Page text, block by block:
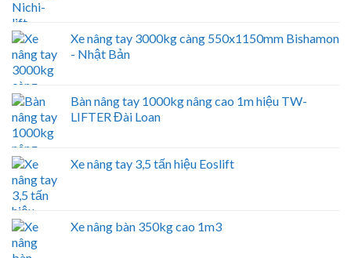
Xe nâng tay 3000kg càng 550x1150mm Bishamon
- Nhật Bản
Bàn nâng tay 1000kg nâng cao 1m hiệu TW-
LIFTER Đài Loan
Xe nâng tay 3,5 tấn hiệu Eoslift
Xe nâng bàn 350kg cao 1m3